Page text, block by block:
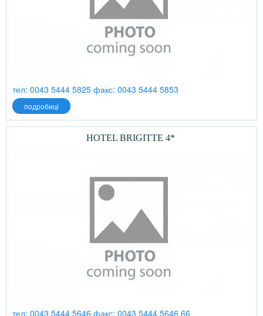
тел: 0043 5444 5825 факс: 0043 5444 5853
подробиці
HOTEL BRIGITTE 4*
тел: 0043 5444 5646 факс: 0043 5444 5646 66